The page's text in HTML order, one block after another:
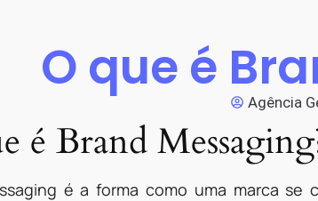
O que é
Agência
é Brand
é a forma como uma marca